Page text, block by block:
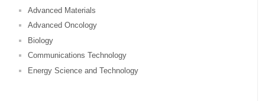
Advanced Materials
Advanced Oncology
Biology
Communications Technology
Energy Science and Technology